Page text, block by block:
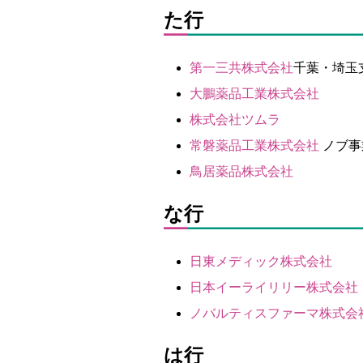
た行
第一三共株式会社千葉・埼玉
大鵬薬品工業株式会社
株式会社ツムラ
常磐薬品工業株式会社 ノブ
鳥居薬品株式会社
な行
日東メディック株式会社
日本イーライリリー株式会社
ノバルティスファーマ株式会
は行